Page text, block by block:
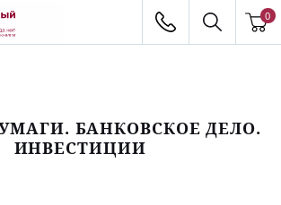
0
БАНКОВСКОЕ ДЕЛО.
ИНВЕСТИЦИИ